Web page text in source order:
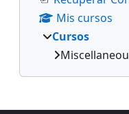
Mis cursos
Cursos
Bloques